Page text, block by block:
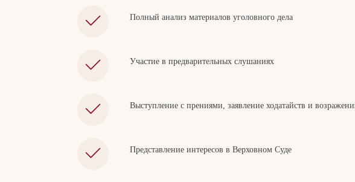
Полный анализ материалов уголовного дела
Участие в предварительных слушаниях
Выступление с прениями, заявление ходатайств и
Представление интересов в Верховном Суде